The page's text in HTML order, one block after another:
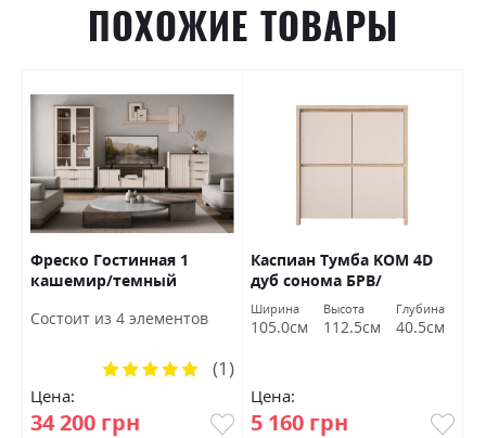
ПОХОЖИЕ ТОВАРЫ
Фреско Гостинная 1
кашемир/темный
Состоит из 4 элементов
Цена:
34 200 грн
Рейтинг:
(1)
Каспиан Тумба KOM 4D
дуб сонома БРВ/
кашемир Украина
Ширина
105.0см
Высота
112.5см
Глубина
40.5см
Цена:
5 160 грн